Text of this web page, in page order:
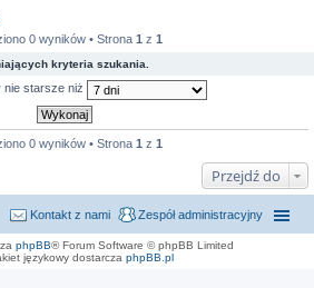
0 wyników • Strona 1 z 1
kryteria szukania.
nie starsze niż
0 wyników • Strona 1 z 1
Przejdź do
Zespół administracyjny
Kontakt z nami
phpBB® Forum Software © phpBB Limited
językowy dostarcza phpBB.pl